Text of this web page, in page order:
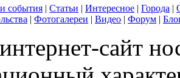
события | Статьи | Интересное | Города |
| Фотогалереи | Видео | Форум |
сайт